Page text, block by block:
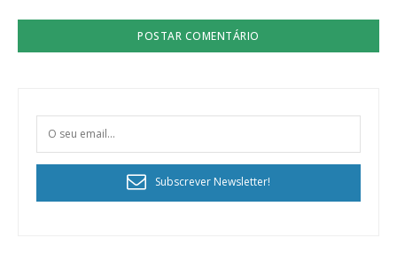
Subscrever Newsletter!